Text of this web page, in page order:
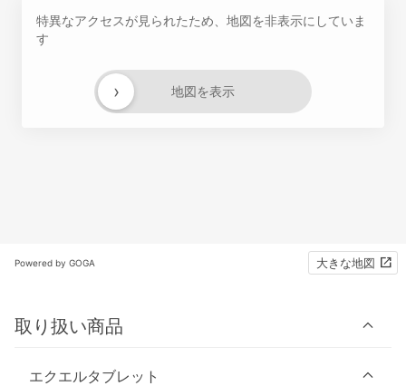
特異なアクセスが見られたため、地図を非表示にしていま
す
地図を表示
›
Powered by GOGA 大きな地図
取り扱い商品
エクエルタブレット